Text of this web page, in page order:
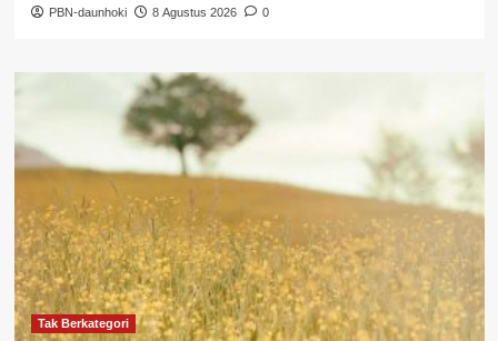
PBN-daunhoki 8 Agustus 2026 0
Tak Berkategori